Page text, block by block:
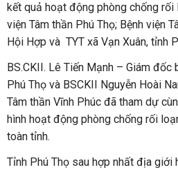
kết quả hoạt động phòng chống rối
viện Tâm thần Phú Thọ; Bệnh viện
Hội Hợp và TYT xã Vạn Xuân, tỉnh
BS.CKII. Lê Tiến Mạnh – Giám đốc
Phú Thọ và BSCKII Nguyễn Hoài
Tâm thần Vĩnh Phúc đã tham dự
hình hoạt động phòng chống rối
toàn tỉnh.
Tỉnh Phú Thọ sau hợp nhất địa giới